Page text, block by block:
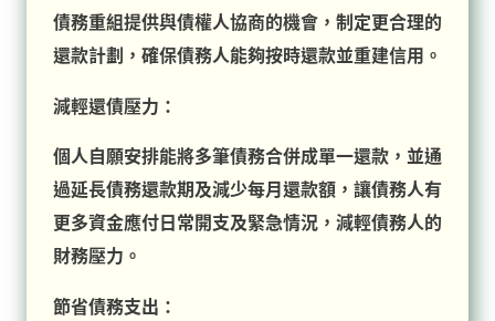
債務重組提供與債權人協商的機會，制定更合理的
還款計劃，確保債務人能夠按時還款並重建信用。
減輕還債壓力：
個人自願安排能將多筆債務合併成單一還款，並通
過延長債務還款期及減少每月還款額，讓債務人有
更多資金應付日常開支及緊急情況，減輕債務人的
財務壓力。
節省債務支出：